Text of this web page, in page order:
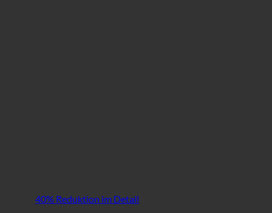
40% Reduktion im Detail